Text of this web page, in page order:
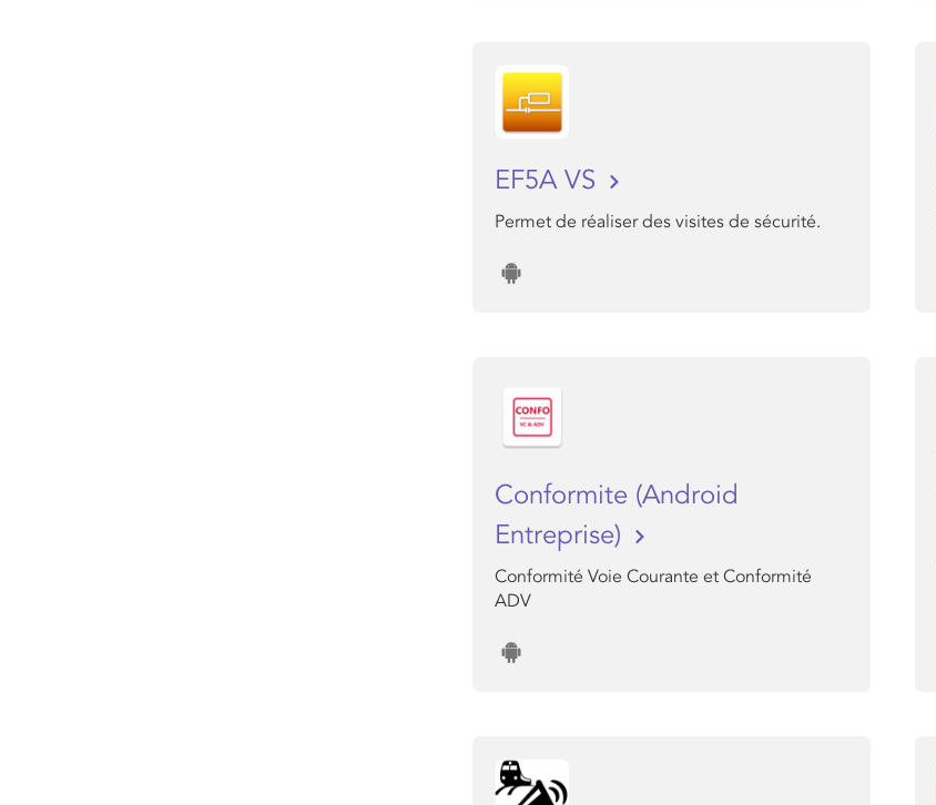
EF5A VS
Permet de réaliser des visites de sécurité.
Conformite (Android
Entreprise)
Conformité Voie Courante et Conformité
ADV